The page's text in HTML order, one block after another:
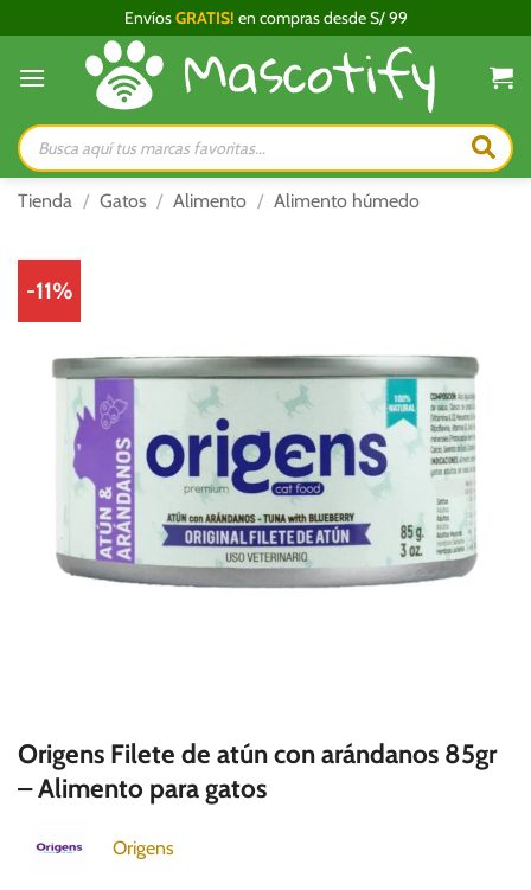
al
contenido
EnvíosGRATIS! en compras desde S/ 99
Búsqueda
de
productos
Tienda / Gatos / Alimento / Alimento húmedo
-11%
Origens Filete de atún con arándanos 85gr
– Alimento para gatos
Origens